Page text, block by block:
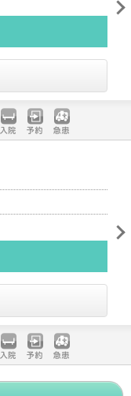
入院 予約 急患
入院 予約 急患